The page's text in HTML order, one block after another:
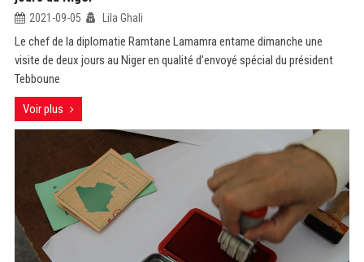
2021-09-05 Lila Ghali
Le chef de la diplomatie Ramtane Lamamra entame dimanche une
visite de deux jours au Niger en qualité d’envoyé spécial du président
Tebboune
Voir plus